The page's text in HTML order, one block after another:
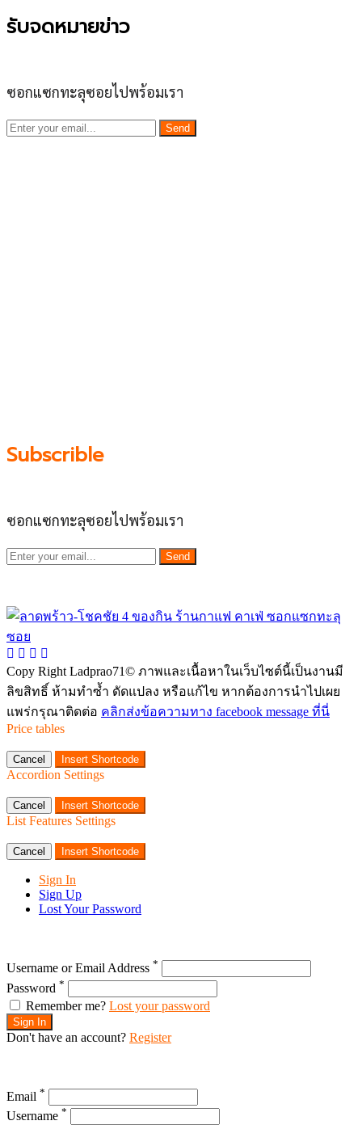
รับจดหมายข่าว
ซอกแซกทะลุซอยไปพร้อมเรา
Send
Subscrible
ซอกแซกทะลุซอยไปพร้อมเรา
Send
Copy Right Ladprao71© ภาพและเนื้อหาในเว็บไซต์นี้เป็นงานมี
ลิขสิทธิ์ ห้ามทำซ้ำ ดัดแปลง หรือแก้ไข หากต้องการนำไปเผย
แพร่กรุณาติดต่อ คลิกส่งข้อความทาง facebook message ที่นี่
Price tables
Cancel Insert Shortcode
Accordion Settings
Cancel Insert Shortcode
List Features Settings
Cancel Insert Shortcode
Sign In
Sign Up
Lost Your Password
Username or Email Address *
Password *
Remember me? Lost your password
Sign In
Don't have an account? Register
Email *
Username *